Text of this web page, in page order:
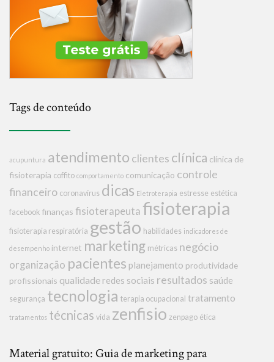
Tags de conteúdo
acupuntura atendimento clientes clínica clínica de
fisioterapia coffito comportamento comunicação controle
financeiro coronavírus dicas Eletroterapia estresse estética
facebook finanças fisioterapeuta fisioterapia
fisioterapia respiratória gestão habilidades indicadores de
desempenho internet marketing métricas negócio
organização pacientes planejamento produtividade
profissionais qualidade redes sociais resultados saúde
segurança tecnologia terapia ocupacional tratamento
tratamentos técnicas vida zenfisio zenpago ética
Material gratuito: Guia de marketing para